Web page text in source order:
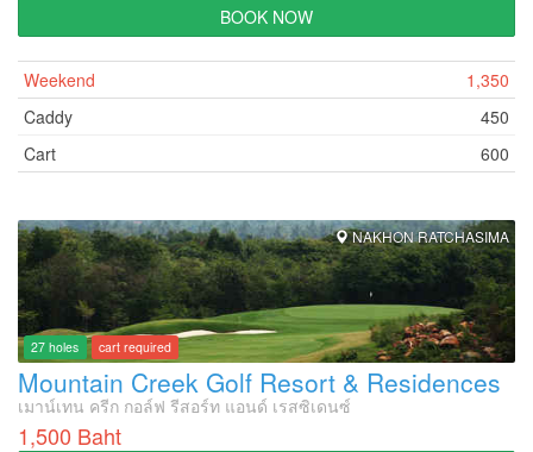
BOOK NOW
Weekend
1,350
Caddy
450
Cart
600
NAKHON RATCHASIMA
27 holes cart required
Mountain Creek Golf Resort & Residences
เมาน์เทน ครีก กอล์ฟ รีสอร์ท แอนด์ เรสซิเดนซ์
1,500 Baht